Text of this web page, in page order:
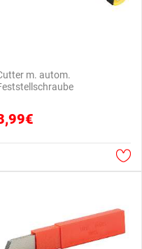
m. autom.